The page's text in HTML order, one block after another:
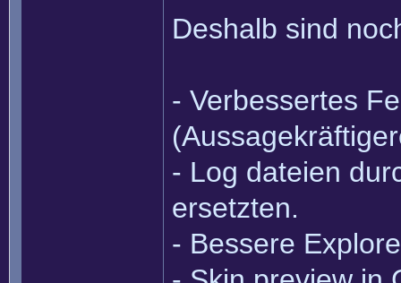
Deshalb sind
- Verbessertes
- Log dateien
ersetzten.
- Bessere